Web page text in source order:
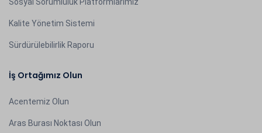
Sosyal Sorumluluk Platformlarımız
Kalite Yönetim Sistemi
Sürdürülebilirlik Raporu
İş Ortağımız Olun
Acentemiz Olun
Aras Burası Noktası Olun